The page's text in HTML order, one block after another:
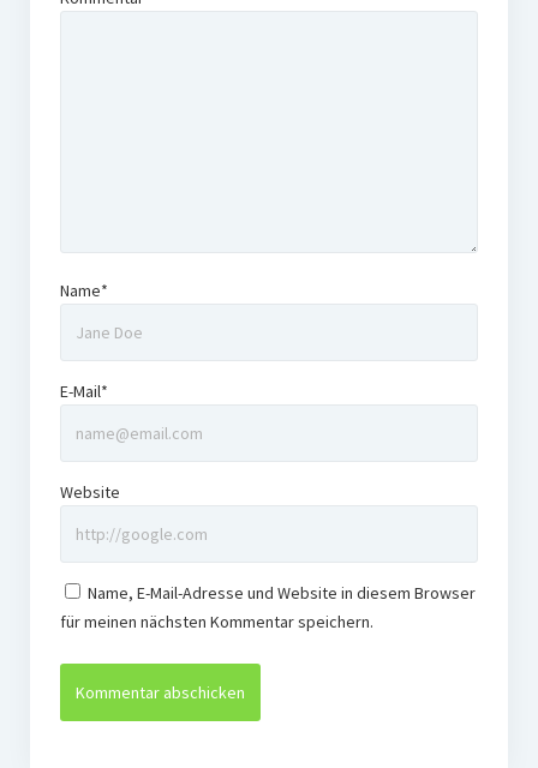
Name*
E-Mail*
Website
Name, E-Mail-Adresse und Website in diesem Browser
für meinen nächsten Kommentar speichern.